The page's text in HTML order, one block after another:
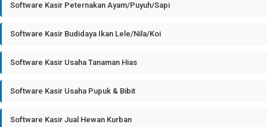
Software Kasir Peternakan Ayam/Puyuh/Sapi
Software Kasir Budidaya Ikan Lele/Nila/Koi
Software Kasir Usaha Tanaman Hias
Software Kasir Usaha Pupuk & Bibit
Software Kasir Jual Hewan Kurban